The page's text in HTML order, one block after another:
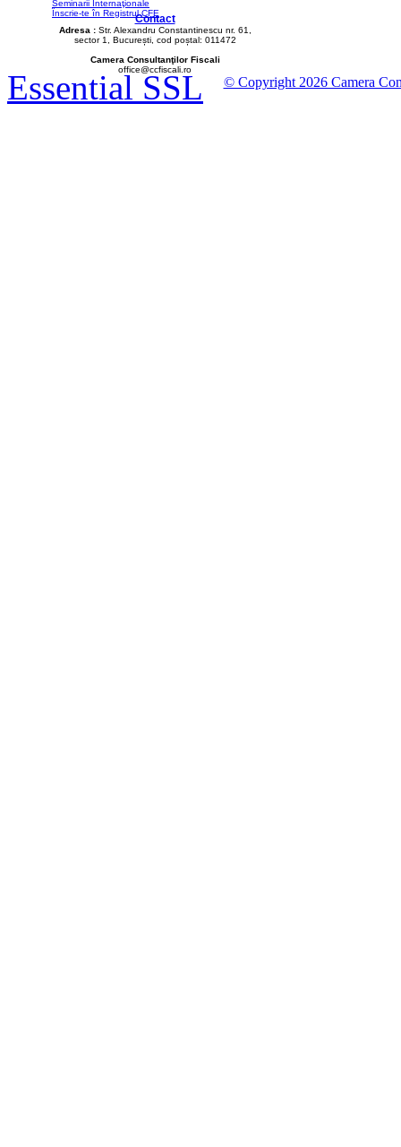
Seminarii Internaţionale
Înscrie-te în Registrul CFE
Contact
Adresa : Str. Alexandru Constantinescu nr. 61,
sector 1, București, cod poștal: 011472
Camera Consultanţilor Fiscali
office@ccfiscali.ro
© Copyright 2026 Camera
Essential SSL